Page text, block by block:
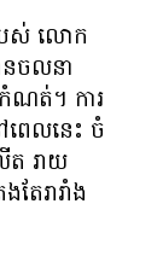
របស់ លោក
ចលនា​
កំណត់។ ការ​
ពេល​នេះ ចំ​
ត រាយ
ែ​រារាំង​